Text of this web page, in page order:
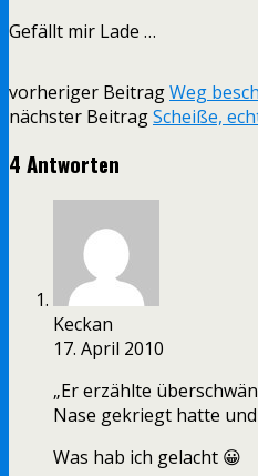
Gefällt mir Lade …
vorheriger BeitragWeg
nächster BeitragScheiße,
4 Antworten
Keckan
17. April 2010
„Er erzählte
Nase gekriegt hatte
Was hab ich gelacht 😀